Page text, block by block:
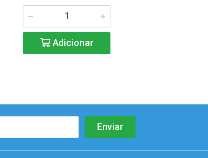
Adicionar